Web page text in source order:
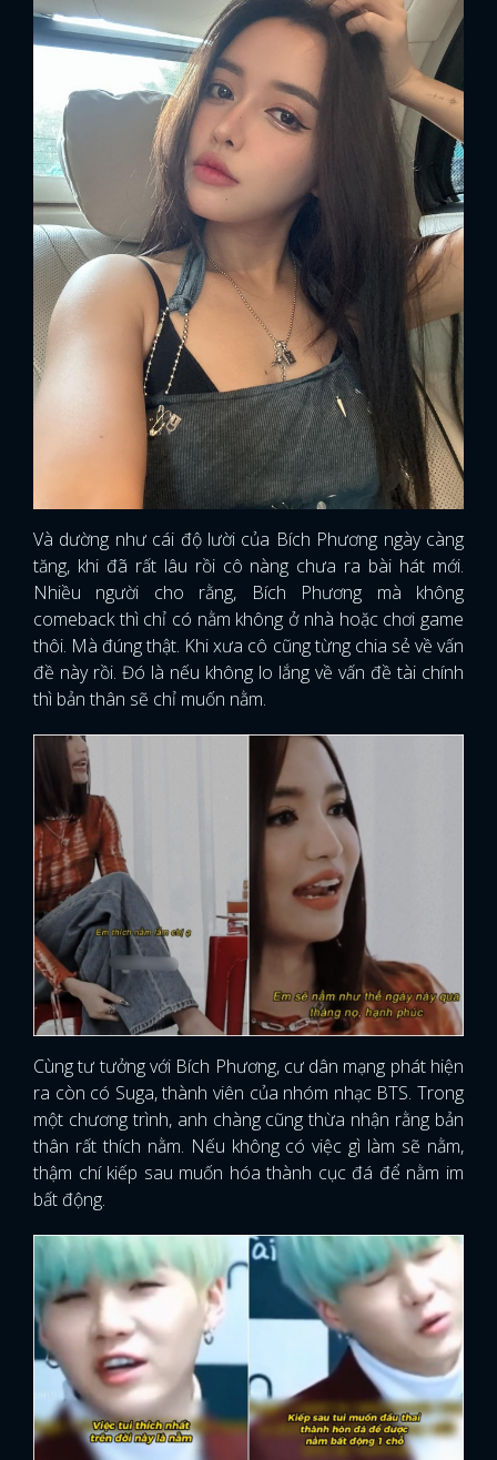
Và dường như cái độ lười của Bích Phương ngày càng
tăng, khi đã rất lâu rồi cô nàng chưa ra bài hát mới.
Nhiều người cho rằng, Bích Phương mà không
comeback thì chỉ có nằm không ở nhà hoặc chơi game
thôi. Mà đúng thật. Khi xưa cô cũng từng chia sẻ về vấn
đề này rồi. Đó là nếu không lo lắng về vấn đề tài chính
thì bản thân sẽ chỉ muốn nằm.
Cùng tư tưởng với Bích Phương, cư dân mạng phát hiện
ra còn có Suga, thành viên của nhóm nhạc BTS. Trong
một chương trình, anh chàng cũng thừa nhận rằng bản
thân rất thích nằm. Nếu không có việc gì làm sẽ nằm,
thậm chí kiếp sau muốn hóa thành cục đá để nằm im
bất động.